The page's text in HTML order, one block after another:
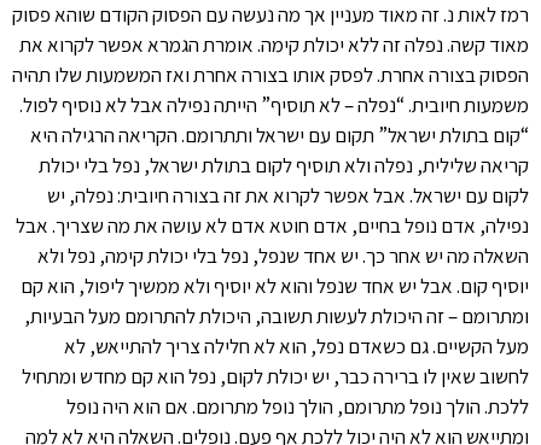
רמז לאות נ. זה מאוד מעניין אך מה נעשה עם הפסוק הקודם שוהא פסוק
מאוד קשה. נפלה זה ללא יכולת קימה. אומרת הגמרא אפשר לקרוא את
הפסוק בצורה אחרת. לפסק אותו בצורה אחרת ואז המשמעות שלו תהיה
משמעות חיובית. “נפלה – לא תוסיף” הייתה נפילה אבל לא נוסיף לפול.
“קום בתולת ישראל” תקום עם ישראל ותתרומם. הקריאה הרגילה היא
קריאה שלילית, נפלה ולא תוסיף לקום בתולת ישראל, נפל בלי יכולת
לקום עם ישראל. אבל אפשר לקרוא את זה בצורה חיובית: נפלה, יש
נפילה, אדם נופל בחיים, אדם חוטא אדם לא עושה את מה שצריך. אבל
השאלה מה יש אחר כך. יש אחד שנפל, נפל בלי יכולת קימה, נפל ולא
יוסיף קום. אבל יש אחד שנפל והוא לא יוסיף ולא ממשיך ליפול, הוא קם
ומתרומם – זה היכולת לעשות תשובה, היכולת להתרומם מעל הבעיות,
מעל הקשיים. גם כשאדם נפל, הוא לא חלילה צריך להתייאש, לא
לחשוב שאין לו ברירה כבר, יש יכולת לקום, נפל הוא קם מחדש ומתחיל
ללכת. הולך נופל מתרומם, הולך נופל מתרומם. אם הוא היה נופל
ומתייאש הוא לא היה יכול ללכת אף פעם. נופלים. השאלה היא לא למה